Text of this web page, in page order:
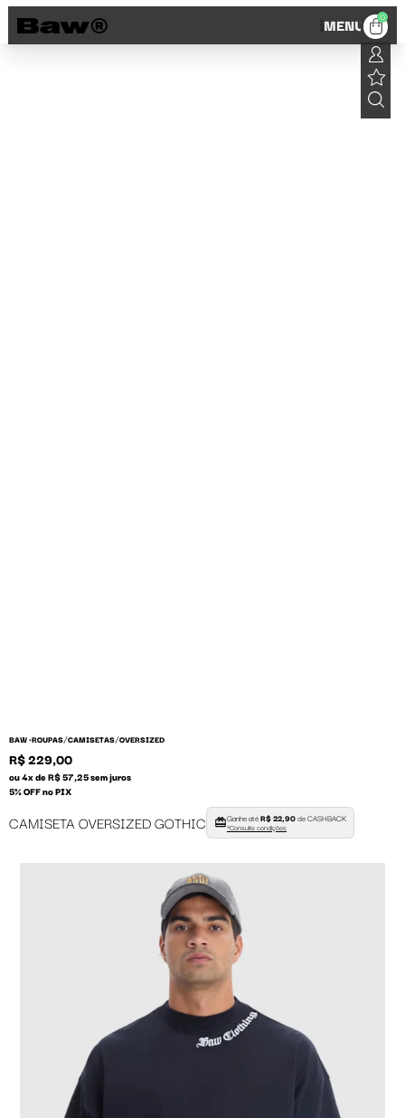
MENU 0
BAW •ROUPAS/CAMISETAS/OVERSIZED
R$ 229,00
ou 4x de R$ 57,25 sem juros
5% OFF no PIX
CAMISETA OVERSIZED GOTHIC Ganhe atéR$ 22,90de CASHBACK
*Consulte condições